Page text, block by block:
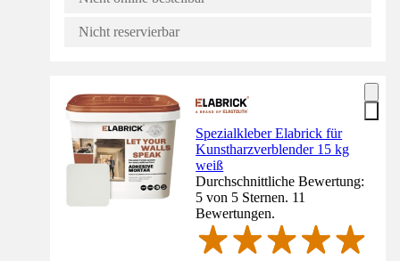
Nicht reservierbar
Spezialkleber Elabrick für
Kunstharzverblender 15 kg
weiß
Durchschnittliche Bewertung:
5 von 5 Sternen. 11
Bewertungen.